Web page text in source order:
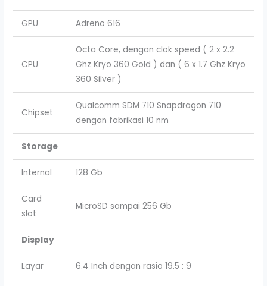
GPU Adreno 616
CPU
Octa Core, dengan clok speed ( 2 x 2.2
Ghz Kryo 360 Gold ) dan ( 6 x 1.7 Ghz Kryo
360 Silver )
Chipset
Qualcomm SDM 710 Snapdragon 710
dengan fabrikasi 10 nm
Storage
Internal 128 Gb
Card
slot
MicroSD sampai 256 Gb
Display
Layar 6.4 Inch dengan rasio 19.5 : 9